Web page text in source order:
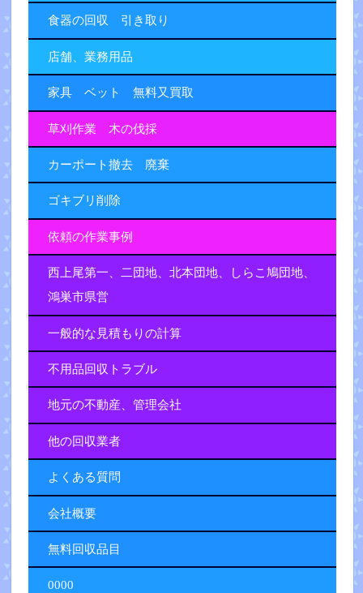
食器の回収 引き取り
店舗、業務用品
家具 ベット 無料又買取
草刈作業 木の伐採
カーポート撤去 廃棄
ゴキブリ削除
依頼の作業事例
西上尾第一、二団地、北本団地、しらこ鳩団地、
鴻巣市県営
一般的な見積もりの計算
不用品回収トラブル
地元の不動産、管理会社
他の回収業者
よくある質問
会社概要
無料回収品目
0000